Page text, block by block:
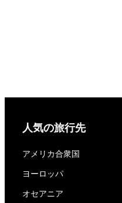
人気の旅行先
アメリカ合衆国
ヨーロッパ
オセアニア